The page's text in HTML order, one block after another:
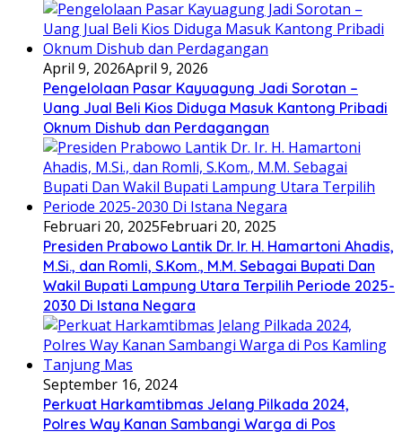
April 9, 2026April 9, 2026
Pengelolaan Pasar Kayuagung Jadi Sorotan –
Uang Jual Beli Kios Diduga Masuk Kantong Pribadi
Oknum Dishub dan Perdagangan
Februari 20, 2025Februari 20, 2025
Presiden Prabowo Lantik Dr. Ir. H. Hamartoni Ahadis,
M.Si., dan Romli, S.Kom., M.M. Sebagai Bupati Dan
Wakil Bupati Lampung Utara Terpilih Periode 2025-
2030 Di Istana Negara
September 16, 2024
Perkuat Harkamtibmas Jelang Pilkada 2024,
Polres Way Kanan Sambangi Warga di Pos